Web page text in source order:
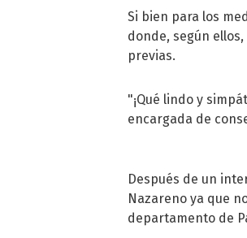
Si bien para los
donde, según
previas.
"¡Qué lindo y
encargada de
Después de un
Nazareno ya que
departamento de